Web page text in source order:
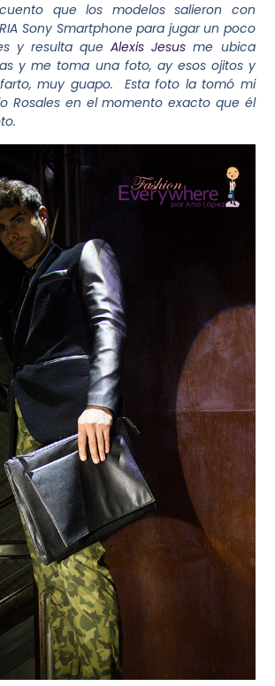
que los modelos salieron con
Sony Smartphone para jugar un poco
y resulta queAlexis Jesus me ubica
y me toma una foto, ay esos ojitos y
muy guapo. Esta foto la tomó mi
Rosales en el momento exacto que él